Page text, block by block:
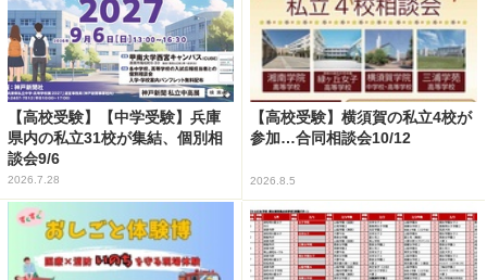
【高校受験】【中学受験】兵庫
県内の私立31校が集結、個別相
談会9/6
2026.7.28
【高校受験】横須賀の私立4校が
参加…合同相談会10/12
2026.8.5